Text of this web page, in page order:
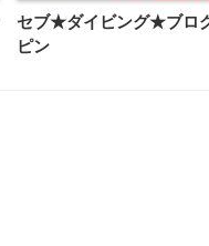
セブ★ダイビング★ブロ
ピン